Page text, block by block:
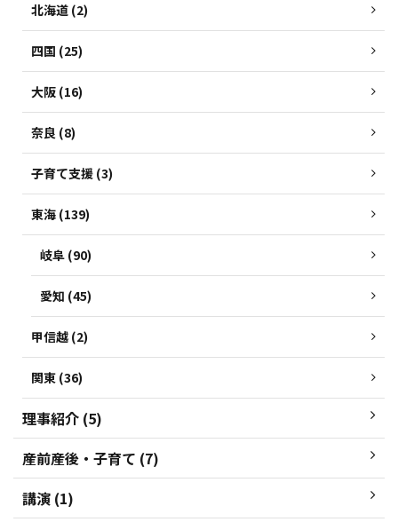
北海道 (2)
四国 (25)
大阪 (16)
奈良 (8)
子育て支援 (3)
東海 (139)
岐阜 (90)
愛知 (45)
甲信越 (2)
関東 (36)
理事紹介 (5)
産前産後・子育て (7)
講演 (1)